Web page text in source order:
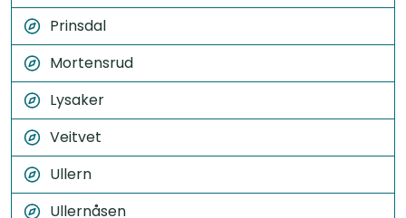
Prinsdal
Mortensrud
Lysaker
Veitvet
Ullern
Ullernåsen